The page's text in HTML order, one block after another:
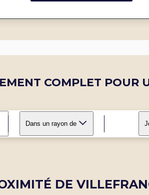
COMPLET POUR
Dans un rayon de
DE